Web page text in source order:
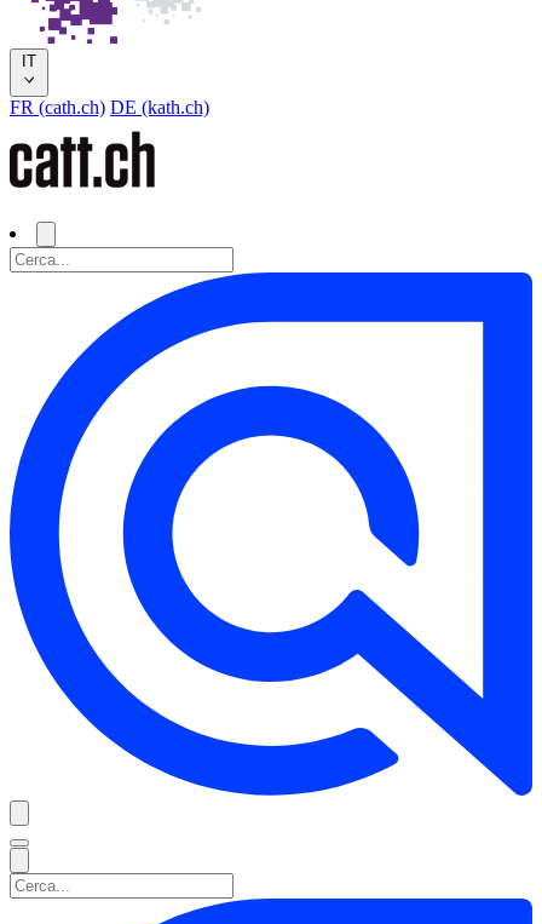
IT
FR (cath.ch) DE (kath.ch)